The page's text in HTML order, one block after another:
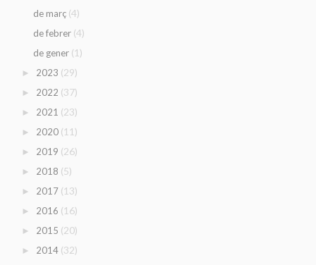
de març (4)
de febrer (4)
de gener (1)
► 2023 (29)
► 2022 (37)
► 2021 (23)
► 2020 (11)
► 2019 (26)
► 2018 (5)
► 2017 (13)
► 2016 (16)
► 2015 (20)
► 2014 (32)